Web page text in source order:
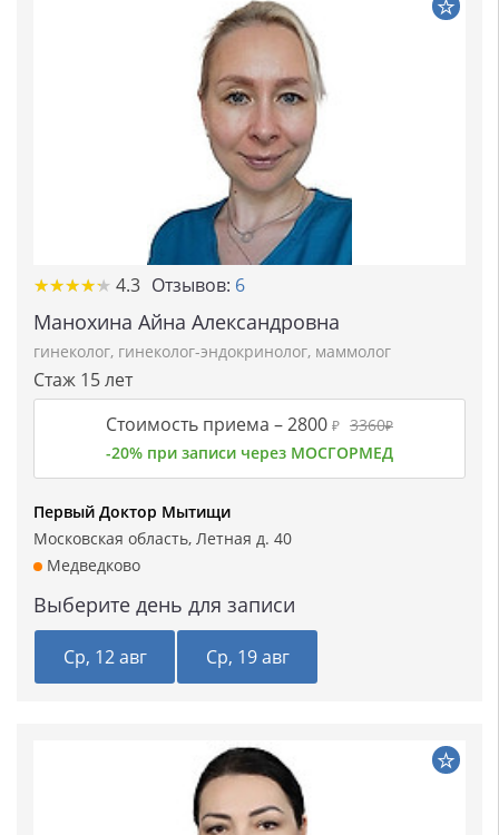
★★★★★
★★★★★ 4.3 Отзывов: 6
Манохина Айна Александровна
гинеколог, гинеколог-эндокринолог, маммолог
Стаж 15 лет
Стоимость приема –2800 ₽ 3360₽
-20% при записи через МОСГОРМЕД
Первый Доктор Мытищи
Московская область, Летная д. 40
Медведково
Выберите день для записи
Ср, 12 авг Ср, 19 авг